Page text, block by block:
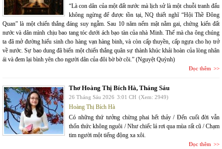
“Là con dân của một đất nước mà lịch sử là một chuỗi tranh đấu
không ngừng để được tồn tại, NQ thiết nghĩ “Hội Thề Đông
Quan” là một chiến thắng đáng suy ngẫm. Sau 10 năm nếm mật nằm gai, chứng kiến đất
nước và dân mình chịu bao tang tóc dưới ách bạo tàn của nhà Minh. Thế mà cha ông chúng
ta đã mở đường hiếu sinh cho hàng vạn hàng binh, và còn cấp thuyền, cấp ngựa cho họ trở
về nước. Sự bao dung đã biến một chiến thắng quân sự thành khúc khải hoàn của lòng nhân
ái và đem lại bình yên cho người dân của đôi bờ bờ cõi.” (Nguyệt Quỳnh)
Đọc thêm
Thơ Hoàng Thị Bích Hà, Tháng Sáu
26 Tháng Sáu 2026 3:01 CH (Xem: 2949)
Hoàng Thị Bích Hà
Có những thứ tưởng chừng phai hết thảy / Đến cuối đời vẫn
thổn thức không nguôi / Như chiếc lá rơi qua mùa rất cũ / Chạm
tim người một tiếng động xa xôi.
Đọc thêm